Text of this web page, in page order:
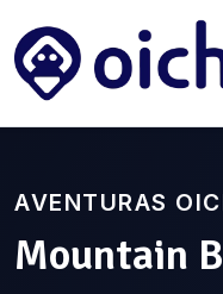
AVENTURAS
Mountain